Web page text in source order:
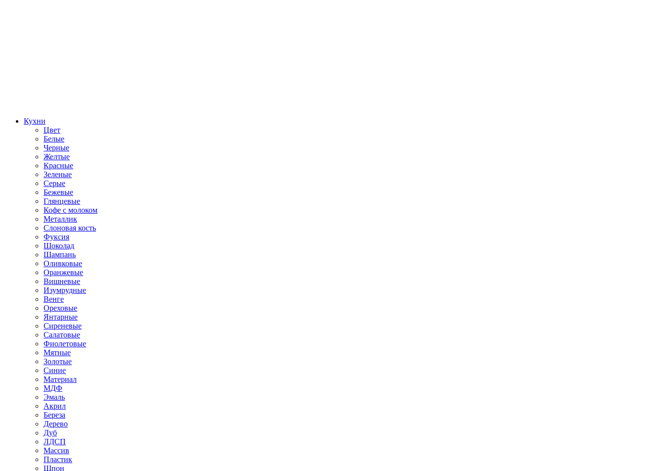
Кухни
Цвет
Белые
Черные
Желтые
Красные
Зеленые
Серые
Бежевые
Глянцевые
Кофе с молоком
Металлик
Слоновая кость
Фуксия
Шоколад
Шампань
Оливковые
Оранжевые
Вишневые
Изумрудные
Венге
Ореховые
Янтарные
Сиреневые
Салатовые
Фиолетовые
Мятные
Золотые
Синие
Материал
МДФ
Эмаль
Акрил
Береза
Дерево
Дуб
ЛДСП
Массив
Пластик
Шпон